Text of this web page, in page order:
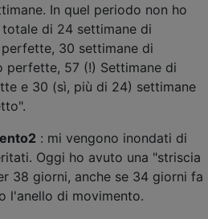
In quel periodo non ho
di 24 settimane di
30 settimane di
perfette, 57 (!) Settimane di
e 30 (sì, più di 24) settimane
: mi vengono inondati di
Oggi ho avuto una "striscia
38 giorni, anche se 34 giorni fa
l'anello di movimento.